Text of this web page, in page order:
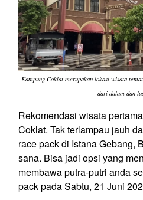
Kampung Coklat merupakan lokasi wisata
dari dalam dan
Rekomendasi wisata
Coklat. Tak terlampau jauh
race pack di Istana Gebang,
sana. Bisa jadi opsi yang
membawa putra-putri anda
pack pada Sabtu, 21 Juni